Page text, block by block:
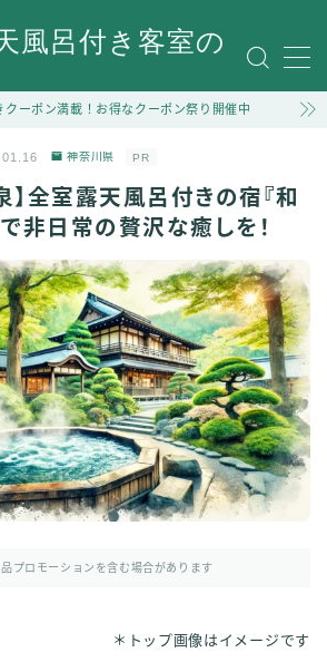
呂付き客室の
#4
#7
Part02
ー・免責事項
引法に基づく表記
ページ
クーポン満載！お得なクーポン祭り開催中
神奈川県 PR
】全室露天風呂付きの宿『和
非日常の贅沢な癒しを！
プロモーションを含む場合があります
＊トップ画像はイメージです